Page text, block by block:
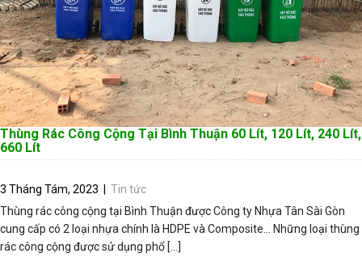
Thùng Rác Công Cộng Tại Bình Thuận 60 Lít, 120 Lít, 240 Lít,
660 Lít
3 Tháng Tám, 2023
Tin tức
Thùng rác công cộng tại Bình Thuận được Công ty Nhựa Tân Sài Gòn
cung cấp có 2 loại nhựa chính là HDPE và Composite… Những loại thùng
rác công cộng được sử dụng phổ […]